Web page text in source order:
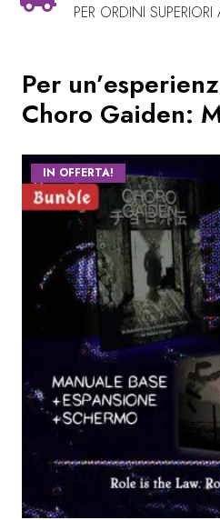
PER ORDINI
Per
Choro Gaiden:
IN OFFERTA!